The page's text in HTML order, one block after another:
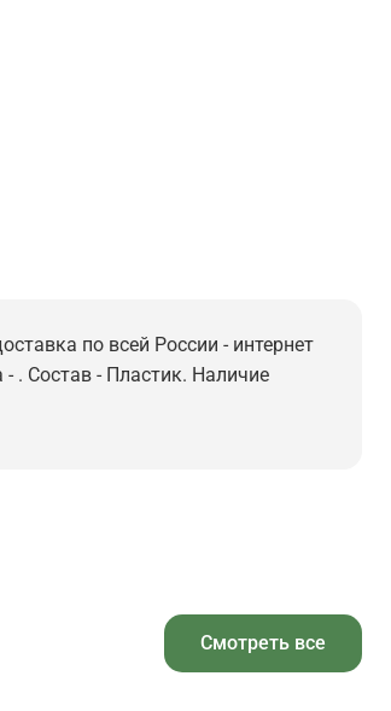
по всей России - интернет
. Состав - Пластик. Наличие
Смотреть все